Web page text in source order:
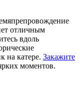
отличным
вдоль
на катере. Закажите
моментов.